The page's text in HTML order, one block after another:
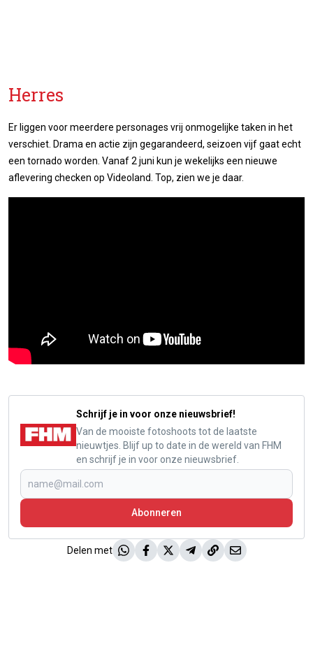
Herres
Er liggen voor meerdere personages vrij onmogelijke taken in het
verschiet. Drama en actie zijn gegarandeerd, seizoen vijf gaat echt
een tornado worden. Vanaf 2 juni kun je wekelijks een nieuwe
aflevering checken op Videoland. Top, zien we je daar.
Schrijf je in voor onze nieuwsbrief!
Van de mooiste fotoshoots tot de laatste
nieuwtjes. Blijf up to date in de wereld van FHM
en schrijf je in voor onze nieuwsbrief.
Abonneren
Delen met